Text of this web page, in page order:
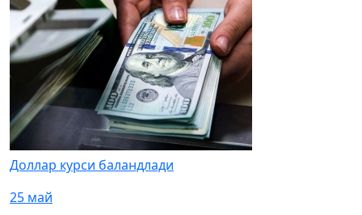
Доллар курси баландлади
25 май